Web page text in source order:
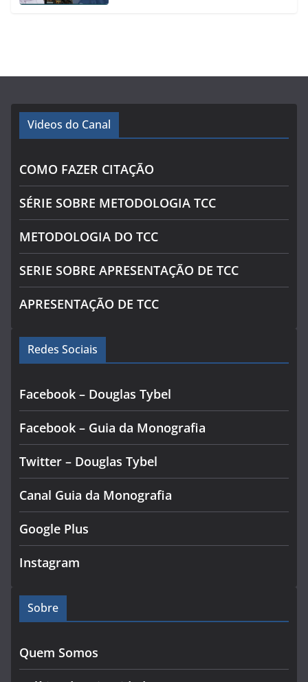
Videos do Canal
COMO FAZER CITAÇÃO
SÉRIE SOBRE METODOLOGIA TCC
METODOLOGIA DO TCC
SERIE SOBRE APRESENTAÇÃO DE TCC
APRESENTAÇÃO DE TCC
Redes Sociais
Facebook – Douglas Tybel
Facebook – Guia da Monografia
Twitter – Douglas Tybel
Canal Guia da Monografia
Google Plus
Instagram
Sobre
Quem Somos